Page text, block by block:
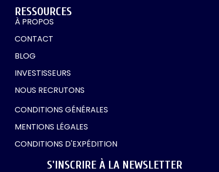
RESSOURCES
À PROPOS
CONTACT
BLOG
INVESTISSEURS
NOUS RECRUTONS
CONDITIONS GÉNÉRALES
MENTIONS LÉGALES
CONDITIONS D'EXPÉDITION
S'INSCRIRE À LA NEWSLETTER